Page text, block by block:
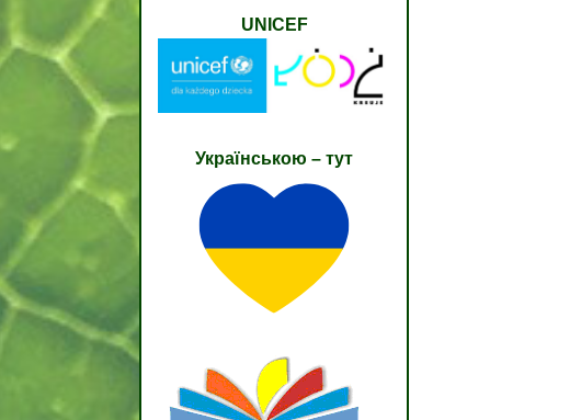
UNICEF
Українською – тут